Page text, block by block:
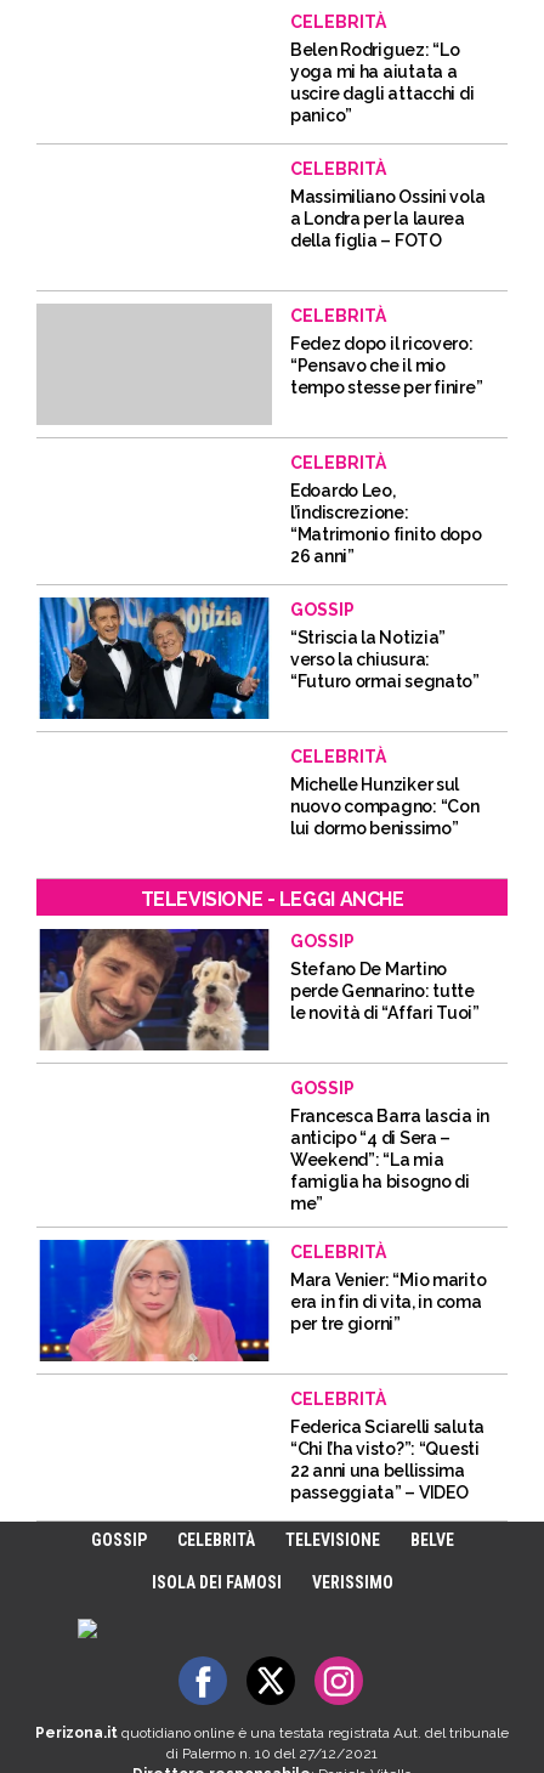
CELEBRITÀ
Belen Rodriguez: “Lo
yoga mi ha aiutata a
uscire dagli attacchi di
panico”
CELEBRITÀ
Massimiliano Ossini vola
a Londra per la laurea
della figlia – FOTO
CELEBRITÀ
Fedez dopo il ricovero:
“Pensavo che il mio
tempo stesse per finire”
CELEBRITÀ
Edoardo Leo,
l’indiscrezione:
“Matrimonio finito dopo
26 anni”
GOSSIP
“Striscia la Notizia”
verso la chiusura:
“Futuro ormai segnato”
CELEBRITÀ
Michelle Hunziker sul
nuovo compagno: “Con
lui dormo benissimo”
TELEVISIONE - LEGGI ANCHE
GOSSIP
Stefano De Martino
perde Gennarino: tutte
le novità di “Affari Tuoi”
GOSSIP
Francesca Barra lascia in
anticipo “4 di Sera –
Weekend”: “La mia
famiglia ha bisogno di
me”
CELEBRITÀ
Mara Venier: “Mio marito
era in fin di vita, in coma
per tre giorni”
CELEBRITÀ
Federica Sciarelli saluta
“Chi l’ha visto?”: “Questi
22 anni una bellissima
passeggiata” – VIDEO
GOSSIP CELEBRITÀ TELEVISIONE BELVE
ISOLA DEI FAMOSI VERISSIMO
Perizona.it quotidiano online è una testata registrata Aut. del tribunale
di Palermo n. 10 del 27/12/2021